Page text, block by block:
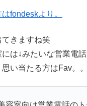
fondeskより。
きますね笑
は↓みたいな営業電
い当たる方はFav。。